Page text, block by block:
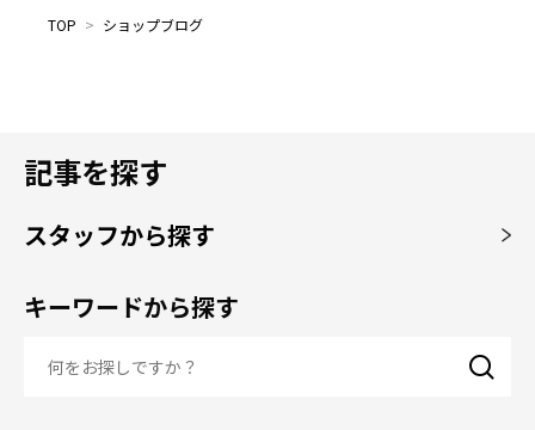
TOP > ショップブログ
記事を探す
スタッフから探す
キーワードから探す